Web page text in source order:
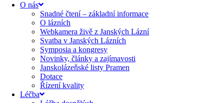
O nás
Snadné čtení – základní informace
O lázních
Webkamera živě z Janských Lázní
Svatba v Janských Lázních
Symposia a kongresy
Novinky, články a zajímavosti
Janskolázeňské listy Pramen
Dotace
Řízení kvality
Léčba